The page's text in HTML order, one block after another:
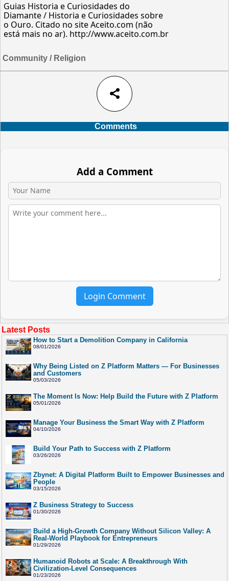
Guias Historia e Curiosidades do
Diamante / Historia e Curiosidades sobre
o Ouro. Citado no site Aceito.com (não
está mais no ar). http://www.aceito.com.br
Community / Religion
share
Comments
Add a Comment
Login Comment
Latest Posts
How to Start a Demolition Company in California
08/01/2026
Why Being Listed on Z Platform Matters — For Businesses
and Customers
05/03/2026
The Moment Is Now: Help Build the Future with Z Platform
05/01/2026
Manage Your Business the Smart Way with Z Platform
04/10/2026
Build Your Path to Success with Z Platform
03/26/2026
Zbynet: A Digital Platform Built to Empower Businesses and
People
03/15/2026
Z Business Strategy to Success
01/30/2026
Build a High-Growth Company Without Silicon Valley: A
Real-World Playbook for Entrepreneurs
01/29/2026
Humanoid Robots at Scale: A Breakthrough With
Civilization-Level Consequences
01/23/2026